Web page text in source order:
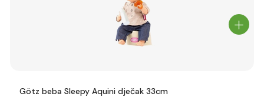
Götz beba Sleepy Aquini dječak 33cm